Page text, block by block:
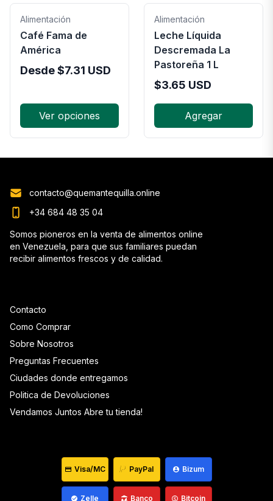
Alimentación
Café Fama de
América
Desde$7.31 USD
Ver opciones
Alimentación
Leche Líquida
Descremada La
Pastoreña 1 L
$3.65 USD
Agregar
Contacto
Como Comprar
Sobre Nosotros
Preguntas Frecuentes
Ciudades donde entregamos
Politica de Devoluciones
Vendamos Juntos Abre tu tienda!
contacto@quemantequilla.online
+34 684 48 35 04
Somos pioneros en la venta de alimentos online
en Venezuela, para que sus familiares puedan
recibir alimentos frescos y de calidad.
Visa/MC PayPal Bizum
Zelle Banco Bitcoin